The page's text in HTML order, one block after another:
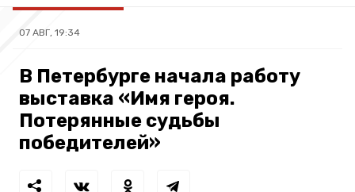
07 АВГ, 19:34
В Петербурге начала работу
выставка «Имя героя.
Потерянные судьбы
победителей»